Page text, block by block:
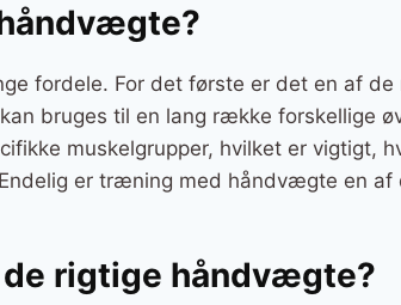
fordele. For det første er det en af de
bruges til en lang række forskellige
muskelgrupper, hvilket er vigtigt,
er træning med håndvægte en
rigtige håndvægte?